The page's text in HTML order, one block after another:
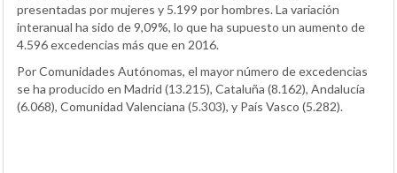
presentadas por mujeres y 5.199 por hombres. La variación
interanual ha sido de 9,09%, lo que ha supuesto un aumento de
4.596 excedencias más que en 2016.
Por Comunidades Autónomas, el mayor número de excedencias
se ha producido en Madrid (13.215), Cataluña (8.162), Andalucía
(6.068), Comunidad Valenciana (5.303), y País Vasco (5.282).